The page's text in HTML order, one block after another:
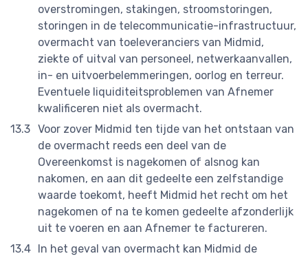
overstromingen, stakingen, stroomstoringen,
storingen in de telecommunicatie-infrastructuur,
overmacht van toeleveranciers van Midmid,
ziekte of uitval van personeel, netwerkaanvallen,
in- en uitvoerbelemmeringen, oorlog en terreur.
Eventuele liquiditeitsproblemen van Afnemer
kwalificeren niet als overmacht.
Voor zover Midmid ten tijde van het ontstaan van
de overmacht reeds een deel van de
Overeenkomst is nagekomen of alsnog kan
nakomen, en aan dit gedeelte een zelfstandige
waarde toekomt, heeft Midmid het recht om het
nagekomen of na te komen gedeelte afzonderlijk
uit te voeren en aan Afnemer te factureren.
In het geval van overmacht kan Midmid de